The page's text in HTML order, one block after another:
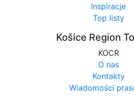
Inspiracje
Top listy
Košice Region
KOCR
O nas
Kontakty
Wiadomości